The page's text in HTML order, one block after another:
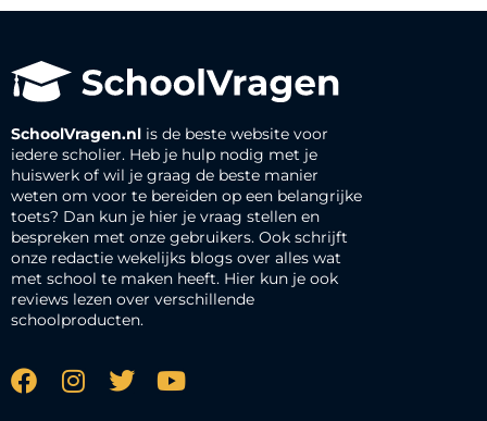
SchoolVragen.nl is de beste website voor
iedere scholier. Heb je hulp nodig met je
huiswerk of wil je graag de beste manier
weten om voor te bereiden op een belangrijke
toets? Dan kun je hier je vraag stellen en
bespreken met onze gebruikers. Ook schrijft
onze redactie wekelijks blogs over alles wat
met school te maken heeft. Hier kun je ook
reviews lezen over verschillende
schoolproducten.